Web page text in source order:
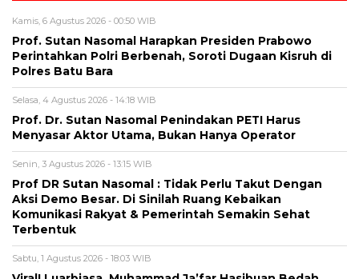
Kamis, 6 Agustus 2026 - 00:50 WIB
Prof. Sutan Nasomal Harapkan Presiden Prabowo
Perintahkan Polri Berbenah, Soroti Dugaan Kisruh di
Polres Batu Bara
Selasa, 4 Agustus 2026 - 14:18 WIB
Prof. Dr. Sutan Nasomal Penindakan PETI Harus
Menyasar Aktor Utama, Bukan Hanya Operator
Senin, 3 Agustus 2026 - 13:15 WIB
Prof DR Sutan Nasomal : Tidak Perlu Takut Dengan
Aksi Demo Besar. Di Sinilah Ruang Kebaikan
Komunikasi Rakyat & Pemerintah Semakin Sehat
Terbentuk
Sabtu, 1 Agustus 2026 - 18:03 WIB